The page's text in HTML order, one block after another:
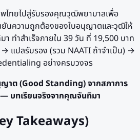
ไทยไปสู่รับรองคุณวุฒิพยาบาลเพื่อ
ยันความถูกต้องของใบอนุญาตและวุฒิให้
ทำสำเร็จภายใน 39 วัน ที่ 19,500 บาท
แปลรับรอง (รวม NAATI ถ้าจำเป็น) →
อย่างครบวงจร
าต (Good Standing) จากสภาการ
บทเรียนจริงจากคุณจันทิมา
Takeaways)